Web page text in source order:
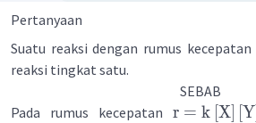
Pertanyaan
Suatu reaksi dengan rumus kecepatan
reaksi tingkat satu.
SEBAB
Pada rumus kecepatan r = k X] Y